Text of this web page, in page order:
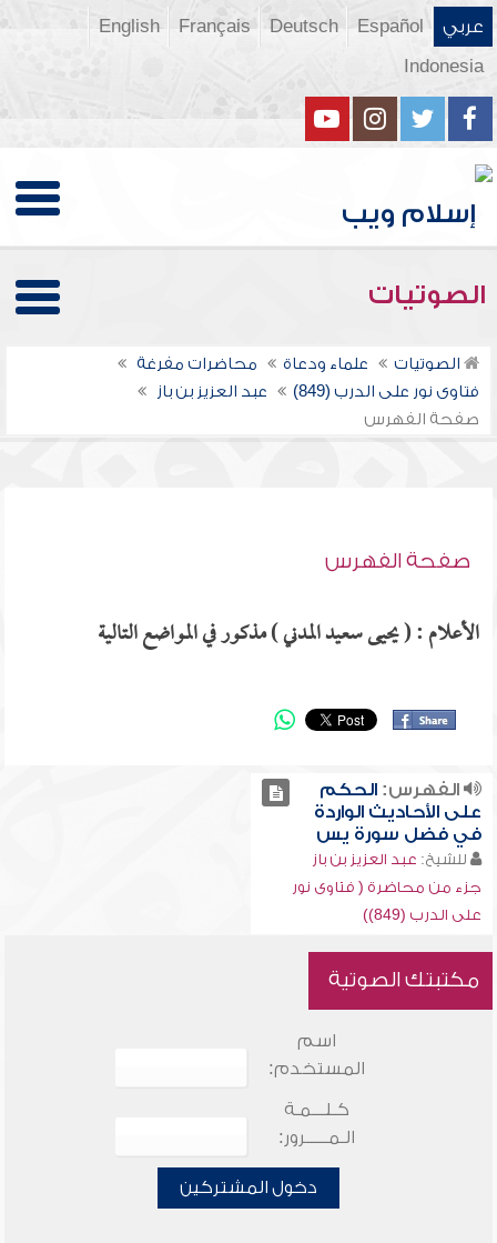
عربي Español
Deutsch
Français
English
Indonesia
الصوتيات
الصوتيات علماء ودعاة
محاضرات مفرغة
فتاوى نور على الدرب (849)
عبد العزيز بن باز
صفحة الفهرس
صفحة الفهرس
الأعلام : ( يحيى سعيد المدني ) مذكور في المواضع التالية
الفهرس:الحكم
على الأحاديث الواردة
في فضل سورة يس
للشيخ: عبد العزيز بن باز
جزء من محاضرة ( فتاوى نور
على الدرب (849))
مكتبتك الصوتية
اسم
المستخدم:
كـلـــمـة
الـمـــــرور:
دخول المشتركين